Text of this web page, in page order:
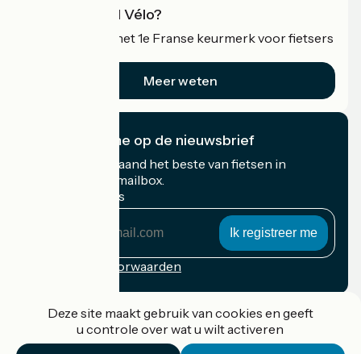
Wat is Accueil Vélo?
Accueil Vélo is het 1e Franse keurmerk voor fietsers
Meer weten
Ik abonneer me op de nieuwsbrief
Ontvang elke maand het beste van fietsen in
Frankrijk in uw mailbox.
Mijn e-mailadres
Inschrijvingsvoorwaarden
Deze site maakt gebruik van cookies en geeft
u controle over wat u wilt activeren